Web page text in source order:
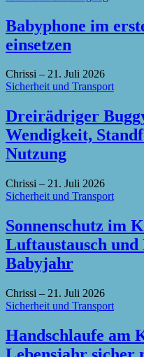
Babyphone im
einsetzen
Chrissi – 21. Juli 2026
Sicherheit und Transport
Dreirädriger
Wendigkeit,
Nutzung
Chrissi – 21. Juli 2026
Sicherheit und Transport
Sonnenschutz im
Luftaustausch und
Babyjahr
Chrissi – 21. Juli 2026
Sicherheit und Transport
Handschlaufe am